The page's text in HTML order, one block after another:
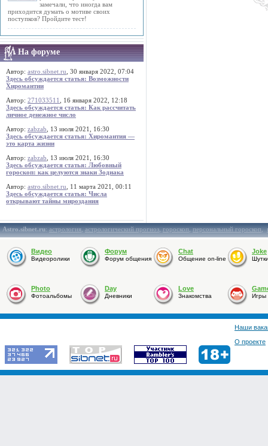
замечали, что иногда вам
приходится думать о мотиве своих
поступков? Пройдите тест!
На форуме
Автор: astro.sibnet.ru , 30 января 2022, 07:04
Здесь обсуждается статья: Возможности
Хиромантии
Автор: 271033511
, 16 января 2022, 12:18
Здесь обсуждается статья: Как рассчитать
личное денежное число
Автор: zabzab , 13 июля 2021, 16:30
Здесь обсуждается статья: Хиромантия —
это карта жизни
Автор: zabzab , 13 июля 2021, 16:30
Здесь обсуждается статья: Любовный
гороскоп: как целуются знаки Зодиака
Автор: astro.sibnet.ru , 11 марта 2021, 00:11
Здесь обсуждается статья: Числа
открывают тайны мироздания
Astro.sibnet.ru:астрология,астрологический прогноз,гороскоп,персональный гороскоп,
Видео
Видеоролики
Форум
Форум общения
Chat
Общение on-line
Joke
Photo
Фотоальбомы
Day
Дневники
Love
Знакомства Игры
Наши
О проекте